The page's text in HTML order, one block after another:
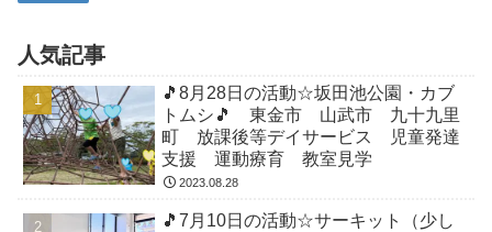
人気記事
🎵8月28日の活動☆坂田池公園・カブ
トムシ🎵 東金市 山武市 九十九里
町 放課後等デイサービス 児童発達
支援 運動療育 教室見学
2023.08.28
🎵7月10日の活動☆サーキット（少し